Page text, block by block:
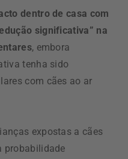
dentro de casa com
significativa” na
, embora
tenha sido
com cães ao ar
expostas a cães
probabilidade